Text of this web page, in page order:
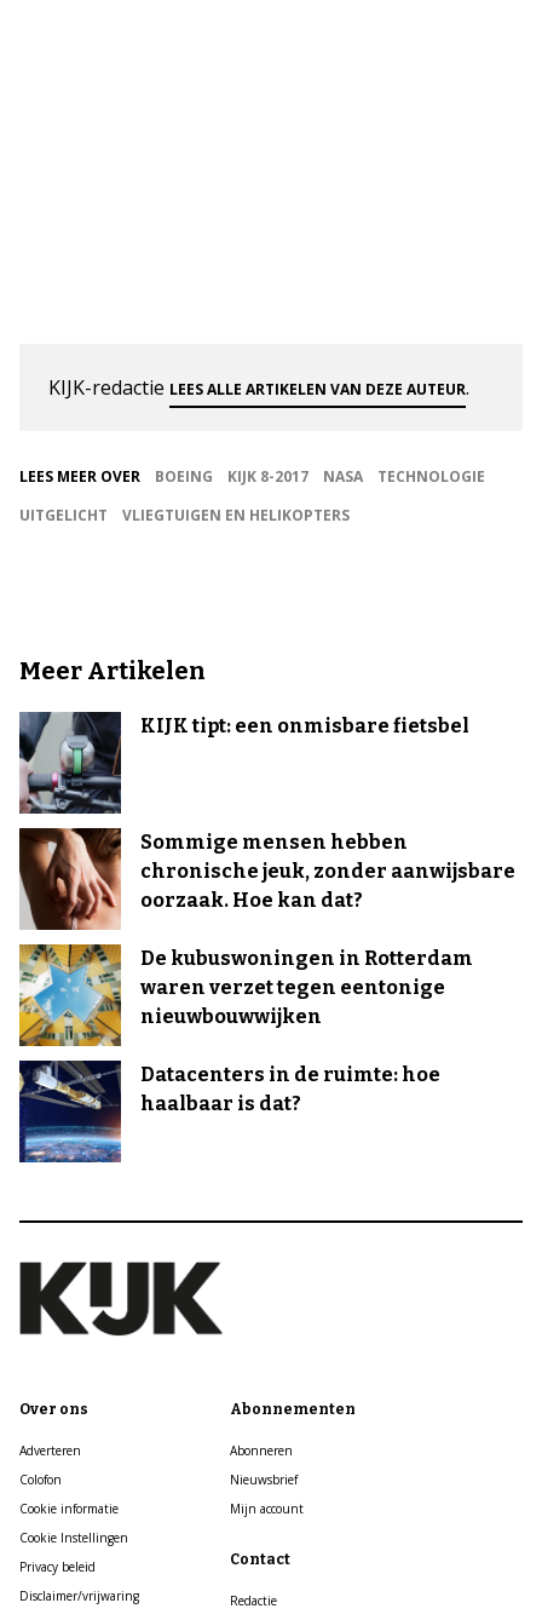
KIJK-redactie LEES ALLE ARTIKELEN VAN DEZE AUTEUR.
LEES MEER OVER BOEING KIJK 8-2017 NASA
TECHNOLOGIE
UITGELICHT
VLIEGTUIGEN EN HELIKOPTERS
Meer Artikelen
KIJK tipt: een onmisbare fietsbel
Sommige mensen hebben
chronische jeuk, zonder aanwijsbare
oorzaak. Hoe kan dat?
De kubuswoningen in Rotterdam
waren verzet tegen eentonige
nieuwbouwwijken
Datacenters in de ruimte: hoe
haalbaar is dat?
Over ons
Adverteren
Colofon
Cookie informatie
Cookie Instellingen
Privacy beleid
Disclaimer/vrijwaring
Abonnementen
Abonneren
Nieuwsbrief
Mijn account
Contact
Redactie